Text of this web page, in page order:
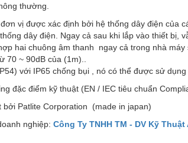
thường.
vị được xác định bởi hệ thống dây điện của
dây điện. Ngay cả sau khi lắp vào thiết bị,
hai chuông âm thanh ngay cả trong nhà
70 ~ 90dB của (1m)..
với IP65 chống bụi , nó có thể được sử
đặc điểm kỹ thuật (EN / IEC tiêu chuẩn
bởi Patlite Corporation (made in japan)
nghiệp: Công Ty TNHH TM - DV Kỹ